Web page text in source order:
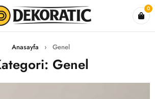
0
Anasayfa › Genel
Genel